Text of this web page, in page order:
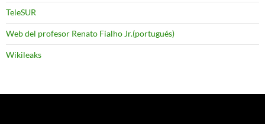
TeleSUR
Web del profesor Renato Fialho Jr.(portugués)
Wikileaks